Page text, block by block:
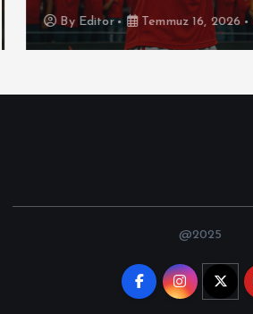
ByEditor Temmuz 16, 2026
@2025